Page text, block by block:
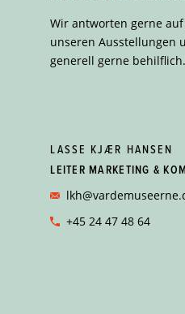
Wir antworten gerne
unseren Ausstellungen
generell gerne behilflich.
LASSE KJÆR HANSEN
LEITER MARKETING &
+45 24 47 48 64